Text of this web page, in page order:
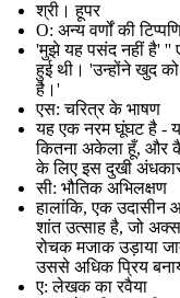
श्री। हूपर
O: अन्य वर्णों की
'मुझे यह पसंद नहीं है' ''
हुई थी। 'उन्होंने खुद
है।'
एस: चरित्र के भाषण
यह एक नरम घूंघट है -
कितना अकेला हूँ, और
के लिए इस दुखी
सी: भौतिक अभिलक्षण
हालांकि, एक उदासीन
शांत उत्साह है, जो
रोचक मजाक उड़ाया
उससे अधिक प्रिय
ए: लेखक का रवैया